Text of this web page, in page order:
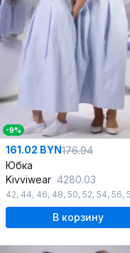
-9%
161.02 BYN176.94
Юбка
Kivviwear 4280.03
42, 44, 46, 48, 50, 52, 54, 56,
В корзину